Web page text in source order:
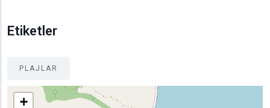
Etiketler
PLAJLAR
+